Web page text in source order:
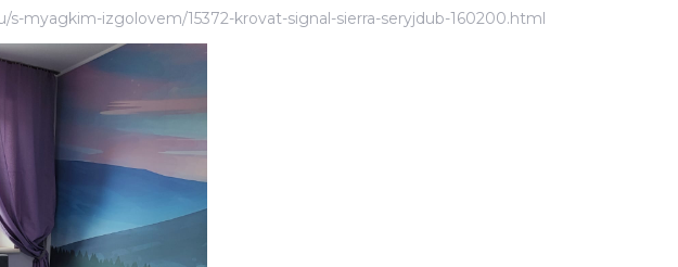
s-myagkim-izgolovem/15372-krovat-signal-sierra-seryjdub-160200.html